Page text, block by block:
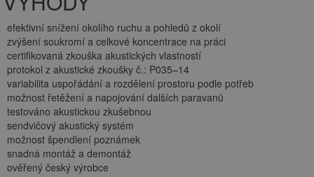
efektivní snížení okolího ruchu a pohledů z okolí
zvýšení soukromí a celkové koncentrace na práci
certifikovaná zkouška akustických vlastností
protokol z akustické zkoušky č.: P035–14
variabilita uspořádání a rozdělení prostoru podle potřeb
možnost řetěžení a napojování dalších paravanů
testováno akustickou zkušebnou
sendvičový akustický systém
možnost špendlení poznámek
snadná montáž a demontáž
ověřený český výrobce